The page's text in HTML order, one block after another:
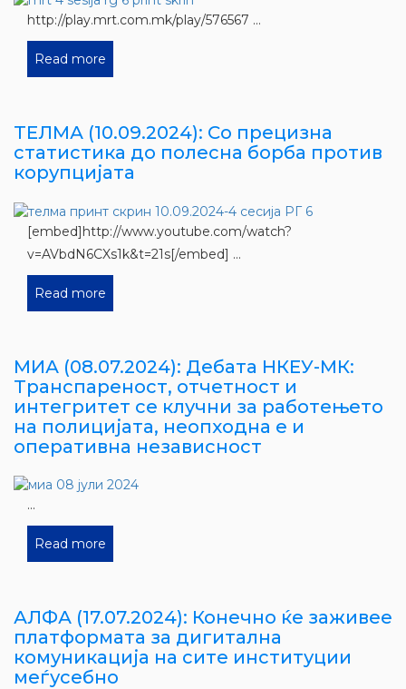
http://play.mrt.com.mk/play/576567 ...
Read more
TEЛМА (10.09.2024): Со прецизна
статистика до полесна борба против
корупцијата
[embed]http://www.youtube.com/watch?
v=AVbdN6CXs1k&t=21s[/embed] ...
Read more
МИА (08.07.2024): Дебата НКЕУ-МК:
Транспареност, отчетност и
интегритет се клучни за работењето
на полицијата, неопходна е и
оперативна независност
...
Read more
АЛФА (17.07.2024): Конечно ќе заживее
платформата за дигитална
комуникација на сите институции
меѓусебно